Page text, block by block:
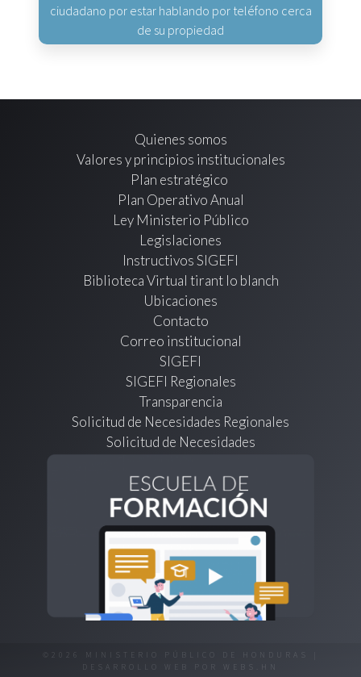
ciudadano por estar hablando por teléfono cerca
de su propiedad
Quienes somos
Valores y principios institucionales
Plan estratégico
Plan Operativo Anual
Ley Ministerio Público
Legislaciones
Instructivos SIGEFI
Biblioteca Virtual tirant lo blanch
Ubicaciones
Contacto
Correo institucional
SIGEFI
SIGEFI Regionales
Transparencia
Solicitud de Necesidades Regionales
Solicitud de Necesidades
©2026 MINISTERIO PÚBLICO DE HONDURAS |
DESARROLLO WEB POR
WEBS.HN